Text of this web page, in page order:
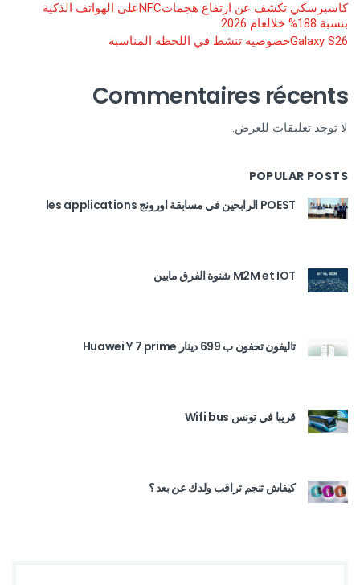
كاسبرسكي تكشف عن ارتفاع هجماتNFCعلى الهواتف الذكية
بنسبة 188% خلالعام 2026
Galaxy S26خصوصية تنشط في اللحظة المناسبة
Commentaires récents
لا توجد تعليقات للعرض.
POPULAR POSTS
POEST الرابحين في مسابقة اورونج les applications
M2M et IOT شنوة الفرق مابين
تاليفون تحفون ب 699 دينار Huawei Y 7 prime
قريبا في تونس Wifi bus
كيفاش تنجم تراقب ولدك عن بعد ؟